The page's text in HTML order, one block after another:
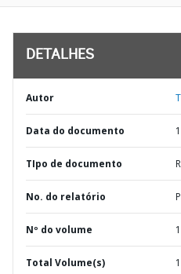
DETALHES
Autor
Data do documento
TIpo de documento
No. do relatório
Nº do volume 1
Total Volume(s) 1